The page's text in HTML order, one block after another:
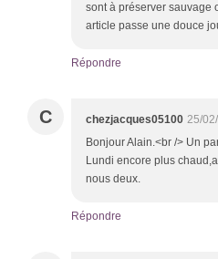
sont à préserver sauvage
article passe une douce
Répondre
C chezjacques05100 25/
Bonjour Alain.<br /> Un
Lundi encore plus
nous deux.
Répondre